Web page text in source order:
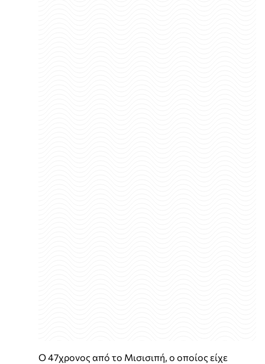
Ο 47χρονος από το Μισισιπή, ο οποίος είχε